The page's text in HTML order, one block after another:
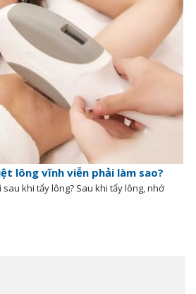
lông vĩnh viễn phải làm sao?
khi tẩy lông? Sau khi tẩy lông, nhớ